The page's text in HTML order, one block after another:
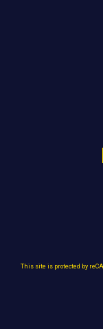
This site is protected by